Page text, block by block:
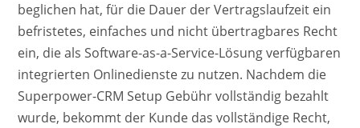
beglichen hat, für die Dauer der Vertragslaufzeit ein
befristetes, einfaches und nicht übertragbares Recht
ein, die als Software-as-a-Service-Lösung verfügbaren
integrierten Onlinedienste zu nutzen. Nachdem die
Superpower-CRM Setup Gebühr vollständig bezahlt
wurde, bekommt der Kunde das vollständige Recht,